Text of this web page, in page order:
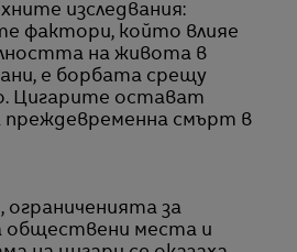
изследвания:
фактори, който влияе
на живота в
е борбата срещу
Цигарите остават
преждевременна смърт в
за
места и